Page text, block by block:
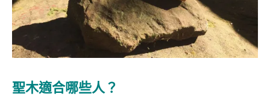
聖木適合哪些人？